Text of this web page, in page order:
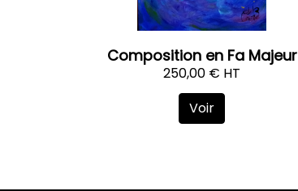
Composition en Fa Majeur
250,00 € HT
Voir